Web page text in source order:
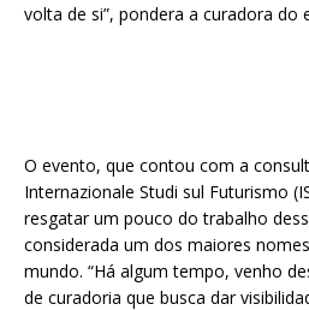
volta de si”, pondera a curadora do
O evento, que contou com a
Internazionale Studi sul Futurismo
resgatar um pouco do trabalho
considerada um dos maiores
mundo. “Há algum tempo, venho
de curadoria que busca dar